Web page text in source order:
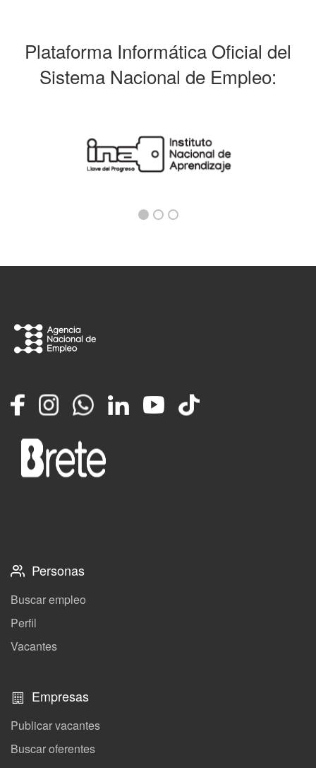
Plataforma Informática Oficial del
Sistema Nacional de Empleo:
FacebookInstagramWhatsappLinkedInYouTube
TikTok
Personas
Buscar empleo
Perfil
Vacantes
Empresas
Publicar vacantes
Buscar oferentes